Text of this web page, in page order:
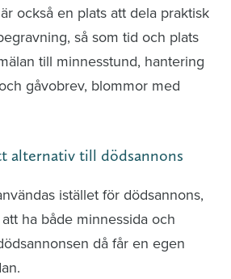
också en plats att dela praktisk
så som tid och plats
till minnesstund, hantering
gåvobrev, blommor med
alternativ till dödsannons
istället för dödsannons,
ha både minnessida och
då får en egen